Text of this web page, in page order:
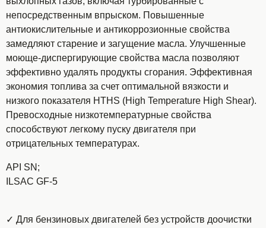
непосредственным впрыском. Повышенные
антиокислительные и антикоррозионные свойства
замедляют старение и загущение масла. Улучшенные
моюще-диспергирующие свойства масла позволяют
эффективно удалять продукты сгорания. Эффективная
экономия топлива за счет оптимальной вязкости и
низкого показателя HTHS (High Temperature High Shear).
Превосходные низкотемпературные свойства
способствуют легкому пуску двигателя при
отрицательных температурах.
API SN;
ILSAC GF-5
✓ Для бензиновых двигателей без устройств доочистки